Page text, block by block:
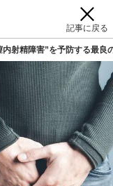
記事に戻る
射精障害”を予防する最